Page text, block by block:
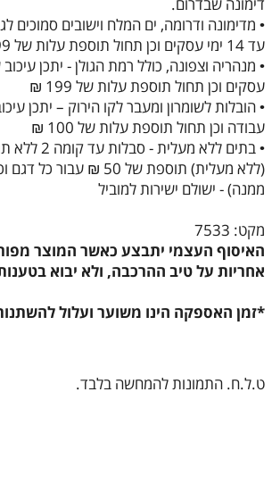
• מדימונה ודרומה, ים המלח וישובים סמוכים
עד 14 ימי עסקים וכן תחול תוספת עלות של 199 ₪
עסקים וכן תחול תוספת עלות של 199 ₪
עבודה וכן תחול תוספת עלות של 100 ₪
(ללא מעלית) תוספת של 50 ₪
ממנה) - ישולם ישירות למוביל
מקט: 7533
האיסוף העצמי יתבצע כאשר המוצר
אחריות על טיב ההרכבה, ולא יבוא
*זמן האספקה הינו משוער ועלול
ט.ל.ח. התמונות להמחשה בלבד.